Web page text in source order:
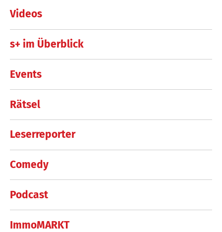
Videos
s+ im Überblick
Events
Rätsel
Leserreporter
Comedy
Podcast
ImmoMARKT